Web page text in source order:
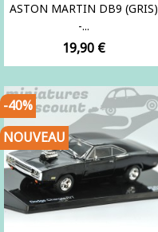
ASTON MARTIN DB9 (GRIS)
-...
Prix
19,90 €
-40%
NOUVEAU